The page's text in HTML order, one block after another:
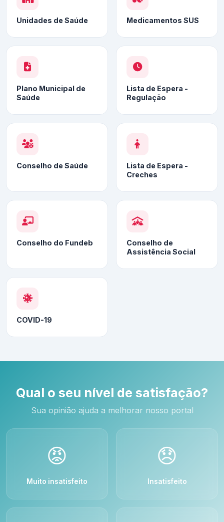
Unidades de Saúde Medicamentos SUS
Plano Municipal de
Saúde
Lista de Espera -
Regulação
Conselho de Saúde
Lista de Espera -
Creches
Conselho do Fundeb
Conselho de
Assistência Social
COVID-19
Qual o seu nível de satisfação?
Sua opinião ajuda a melhorar nosso portal
😡
Muito insatisfeito
😞
Insatisfeito